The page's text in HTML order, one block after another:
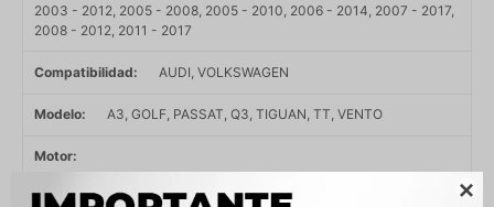

2003 - 2012, 2005 - 2008, 2005 - 2010, 2006 - 2014, 2007 - 2017,
2008 - 2012, 2011 - 2017
Compatibilidad AUDI, VOLKSWAGEN
Modelo A3, GOLF, PASSAT, Q3, TIGUAN, TT, VENTO
Motor
1.4 16V 80cv CGGA NAFTA, 1.4 FSi 90cv BLN NAFTA, 1.4 TSi 122cv